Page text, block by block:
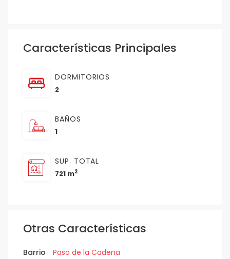
Características Principales
DORMITORIOS
2
BAÑOS
1
SUP. TOTAL
721 m2
Otras Características
Barrio
Paso de la Cadena